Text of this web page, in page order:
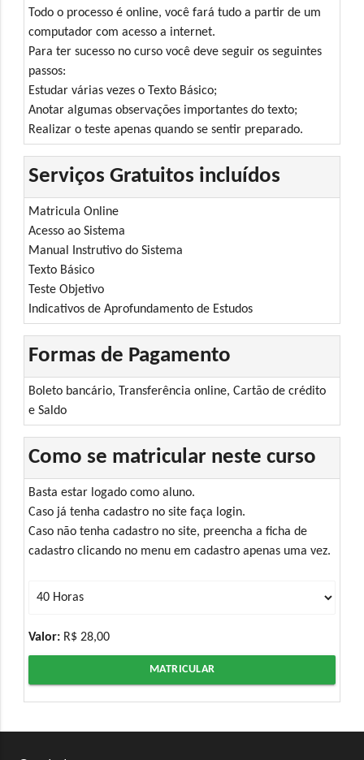
Todo o processo é online, você fará tudo a partir de um
computador com acesso a internet.
Para ter sucesso no curso você deve seguir os seguintes
passos:
Estudar várias vezes o Texto Básico;
Anotar algumas observações importantes do texto;
Realizar o teste apenas quando se sentir preparado.
Serviços Gratuitos incluídos
Matricula Online
Acesso ao Sistema
Manual Instrutivo do Sistema
Texto Básico
Teste Objetivo
Indicativos de Aprofundamento de Estudos
Formas de Pagamento
Boleto bancário, Transferência online, Cartão de crédito
e Saldo
Como se matricular neste curso
Basta estar logado como aluno.
Caso já tenha cadastro no site faça login.
Caso não tenha cadastro no site, preencha a ficha de
cadastro clicando no menu em cadastro apenas uma vez.
Valor: R$ 28,00
MATRICULAR